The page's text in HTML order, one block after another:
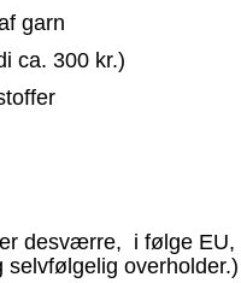
garn
ca. 300 kr.)
desværre, i følge
selvfølgelig overholder.)